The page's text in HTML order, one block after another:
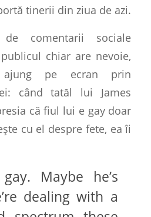
tinerii din ziua de azi.
comentarii sociale
chiar are nevoie,
ajung pe ecran prin
când tatăl lui James
că fiul lui e gay doar
cu el despre fete, ea îi
Maybe he’s
dealing with a